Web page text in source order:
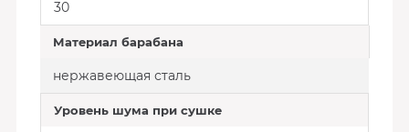
30
Материал барабана
нержавеющая сталь
Уровень шума при сушке